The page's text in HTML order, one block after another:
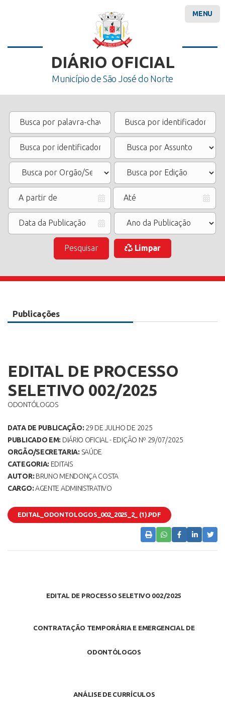
DIÁRIO OFICIAL
Município de São José do Norte
Pesquisar Limpar
MENU
Publicações
EDITAL DE PROCESSO
SELETIVO 002/2025
ODONTÓLOGOS
DATA DE PUBLICAÇÃO: 29 DE JULHO DE 2025
PUBLICADO EM: DIÁRIO OFICIAL - EDIÇÃO Nº 29/07/2025
ORGÃO/SECRETARIA: SAÚDE
CATEGORIA: EDITAIS
AUTOR: BRUNO MENDONÇA COSTA
CARGO:AGENTE ADMINISTRATIVO
EDITAL_ODONTOLOGOS_002_2025_2_ (1).PDF
EDITAL DE PROCESSO SELETIVO 002/2025
CONTRATAÇÃO TEMPORÁRIA E EMERGENCIAL DE
ODONTÓLOGOS
ANÁLISE DE CURRÍCULOS